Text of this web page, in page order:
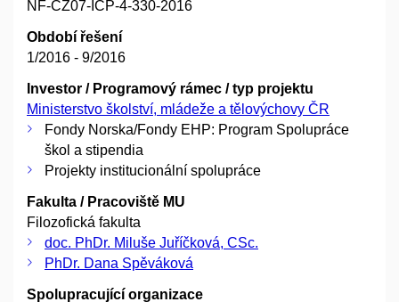
NF-CZ07-ICP-4-330-2016
Období řešení
1/2016 - 9/2016
Investor / Programový rámec / typ projektu
Ministerstvo školství, mládeže a tělovýchovy ČR
Fondy Norska/Fondy EHP: Program Spolupráce
škol a stipendia
Projekty institucionální spolupráce
Fakulta / Pracoviště MU
Filozofická fakulta
doc. PhDr. Miluše Juříčková, CSc.
PhDr. Dana Spěváková
Spolupracující organizace